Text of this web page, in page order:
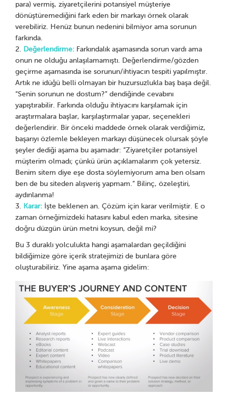
para) vermiş, ziyaretçilerini potansiyel müşteriye
dönüştüremediğini fark eden bir markayı örnek olarak
verebiliriz. Henüz bunun nedenini bilmiyor ama sorunun
farkında.
Değerlendirme: Farkındalık aşamasında sorun vardı ama
onun ne olduğu anlaşılamamıştı. Değerlendirme/gözden
geçirme aşamasında ise sorunun/ihtiyacın tespiti yapılmıştır.
Artık ne idüğü belli olmayan bir huzursuzlukla baş başa değil.
“Senin sorunun ne dostum?” dendiğinde cevabını
yapıştırabilir. Farkında olduğu ihtiyacını karşılamak için
araştırmalara başlar, karşılaştırmalar yapar, seçenekleri
değerlendirir. Bir önceki maddede örnek olarak verdiğimiz,
başarıyı özlemle bekleyen markayı düşünecek olursak şöyle
şeyler dediği aşama bu aşamadır: “Ziyaretçiler potansiyel
müşterim olmadı; çünkü ürün açıklamalarım çok yetersiz.
Benim sitem diye eşe dosta söylemiyorum ama ben olsam
ben de bu siteden alışveriş yapmam.” Bilinç, özeleştiri,
aydınlanma!
Karar: İşte beklenen an. Çözüm için karar verilmiştir. E o
zaman örneğimizdeki hatasını kabul eden marka, sitesine
doğru düzgün ürün metni koysun, değil mi?
Bu 3 duraklı yolculukta hangi aşamalardan geçildiğini
bildiğimize göre içerik stratejimizi de bunlara göre
oluşturabiliriz. Yine aşama aşama gidelim: